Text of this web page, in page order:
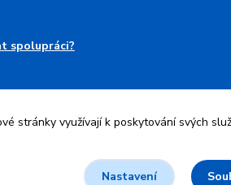
spolupráci?
stránky využívají k poskytování svých
Nastavení